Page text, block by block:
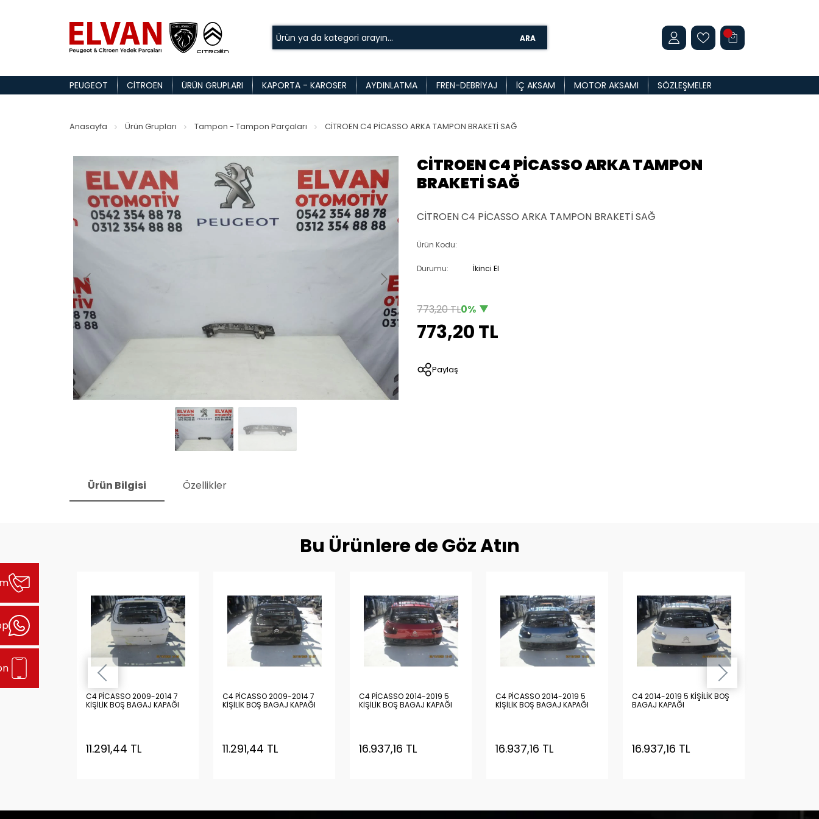
ARA
PEUGEOT CITROEN ÜRÜN GRUPLARI KAPORTA - KAROSER AYDINLATMA FREN-DEBRIYAJ İÇ AKSAM MOTOR AKSAMI SÖZLEŞMELER
Anasayfa Ürün Grupları Tampon - Tampon Parçaları CİTROEN C4 PİCASSO ARKA TAMPON BRAKETİ SAĞ
CİTROEN C4 PİCASSO ARKA TAMPON
BRAKETİ SAĞ
CİTROEN C4 PİCASSO ARKA TAMPON BRAKETİ SAĞ
Ürün Kodu:
Durumu: İkinci El
773,20 TL0%
773,20 TL
Paylaş
Ürün Bilgisi Özellikler
Bu Ürünlere de Göz Atın
C4 PİCASSO 2009-2014 7
KİŞİLİK BOŞ BAGAJ KAPAĞI
11.291,44 TL
C4 PİCASSO 2009-2014 7
KİŞİLİK BOŞ BAGAJ KAPAĞI
11.291,44 TL
C4 PİCASSO 2014-2019 5
KİŞİLİK BOŞ BAGAJ KAPAĞI
16.937,16 TL
C4 PİCASSO 2014-2019 5
KİŞİLİK BOŞ BAGAJ KAPAĞI
16.937,16 TL
C4 2014-2019 5 KİŞİLİK BOŞ
BAGAJ KAPAĞI
16.937,16 TL